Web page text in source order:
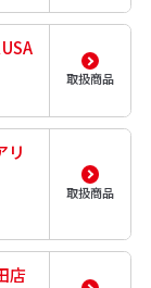
取扱商品
リ
取扱商品
店